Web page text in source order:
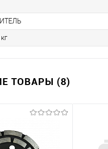
ТОВАРЫ (8)